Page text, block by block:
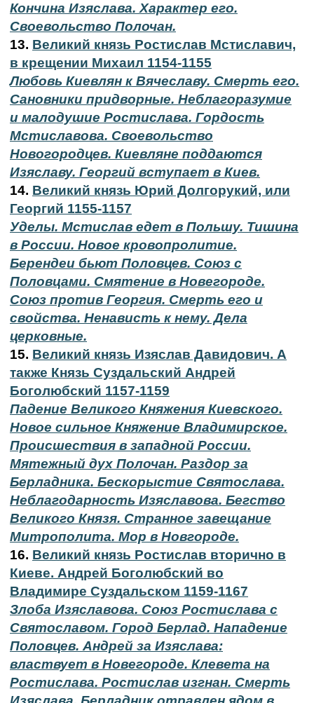
Кончина Изяслава. Характер его.
Своевольство Полочан.
13. Великий князь Ростислав Мстиславич,
в крещении Михаил 1154-1155
Любовь Киевлян к Вячеславу. Смерть его.
Сановники придворные. Неблагоразумие
и малодушие Ростислава. Гордость
Мстиславова. Своевольство
Новогородцев. Киевляне поддаются
Изяславу. Георгий вступает в Киев.
14. Великий князь Юрий Долгорукий, или
Георгий 1155-1157
Уделы. Мстислав едет в Польшу. Тишина
в России. Новое кровопролитие.
Берендеи бьют Половцев. Союз с
Половцами. Смятение в Новегороде.
Союз против Георгия. Смерть его и
свойства. Ненависть к нему. Дела
церковные.
15. Великий князь Изяслав Давидович. А
также Князь Суздальский Андрей
Боголюбский 1157-1159
Падение Великого Княжения Киевского.
Новое сильное Княжение Владимирское.
Происшествия в западной России.
Мятежный дух Полочан. Раздор за
Берладника. Бескорыстие Святослава.
Неблагодарность Изяславова. Бегство
Великого Князя. Странное завещание
Митрополита. Мор в Новгороде.
16. Великий князь Ростислав вторично в
Киеве. Андрей Боголюбский во
Владимире Суздальском 1159-1167
Злоба Изяславова. Союз Ростислава с
Святославом. Город Берлад. Нападение
Половцев. Андрей за Изяслава:
властвует в Новегороде. Клевета на
Ростислава. Ростислав изгнан. Смерть